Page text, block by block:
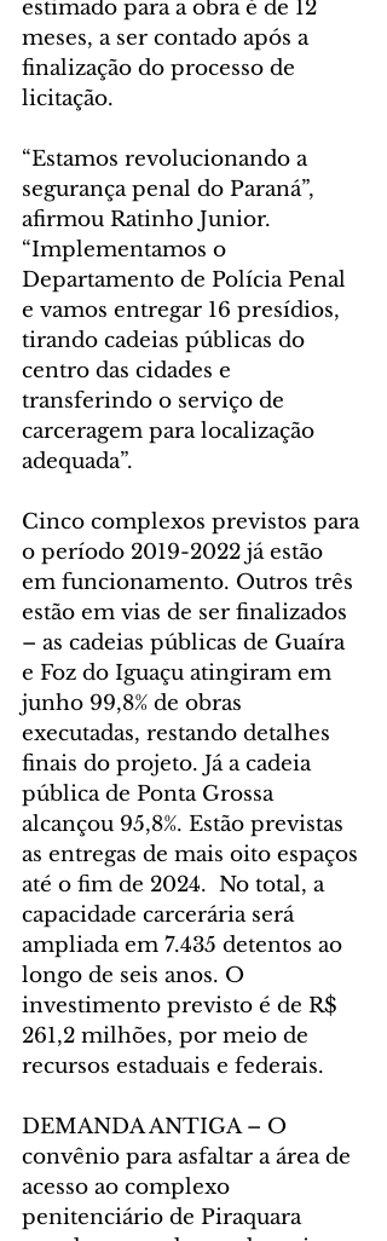
estimado para a obra é de 12
meses, a ser contado após a
finalização do processo de
licitação.
“Estamos revolucionando a
segurança penal do Paraná”,
afirmou Ratinho Junior.
“Implementamos o
Departamento de Polícia Penal
e vamos entregar 16 presídios,
tirando cadeias públicas do
centro das cidades e
transferindo o serviço de
carceragem para localização
adequada”.
Cinco complexos previstos para
o período 2019-2022 já estão
em funcionamento. Outros três
estão em vias de ser finalizados
– as cadeias públicas de Guaíra
e Foz do Iguaçu atingiram em
junho 99,8% de obras
executadas, restando detalhes
finais do projeto. Já a cadeia
pública de Ponta Grossa
alcançou 95,8%. Estão previstas
as entregas de mais oito espaços
até o fim de 2024.  No total, a
capacidade carcerária será
ampliada em 7.435 detentos ao
longo de seis anos. O
investimento previsto é de R$
261,2 milhões, por meio de
recursos estaduais e federais.
DEMANDA ANTIGA – O
convênio para asfaltar a área de
acesso ao complexo
penitenciário de Piraquara